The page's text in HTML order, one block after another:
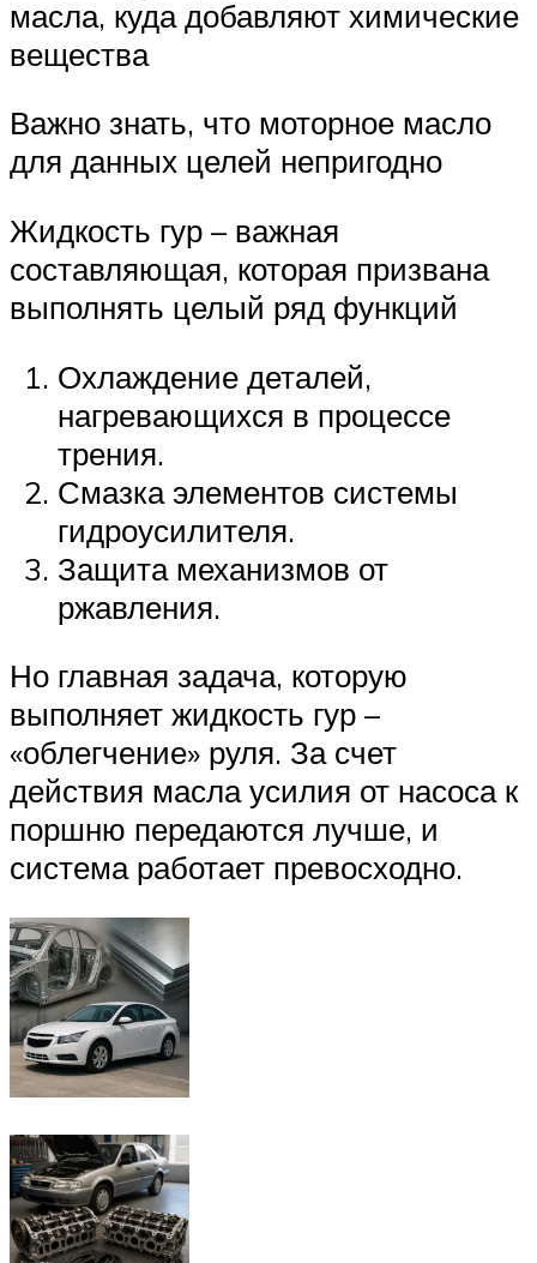
масла, куда добавляют химические
вещества
Важно знать, что моторное масло
для данных целей непригодно
Жидкость гур – важная
составляющая, которая призвана
выполнять целый ряд функций
Охлаждение деталей,
нагревающихся в процессе
трения.
Смазка элементов системы
гидроусилителя.
Защита механизмов от
ржавления.
Но главная задача, которую
выполняет жидкость гур –
«облегчение» руля. За счет
действия масла усилия от насоса к
поршню передаются лучше, и
система работает превосходно.